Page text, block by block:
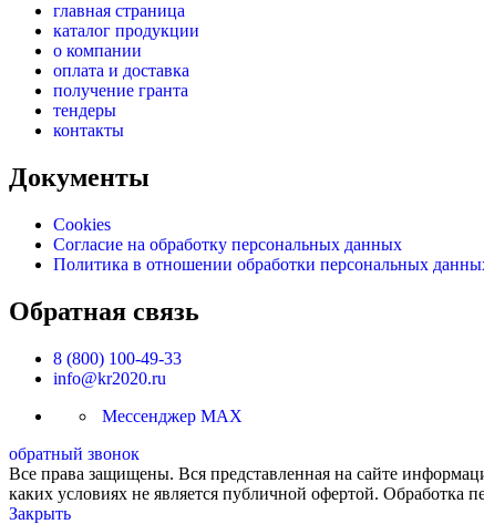
главная страница
каталог продукции
о компании
оплата и доставка
получение гранта
тендеры
контакты
Документы
Cookies
Согласие на обработку персональных данных
Политика в отношении обработки персональных
Обратная связь
8 (800) 100-49-33
info@kr2020.ru
Мессенджер MAX
обратный звонок
Все права защищены. Вся представленная на сайте
каких условиях не является публичной офертой. Обработка
Закрыть